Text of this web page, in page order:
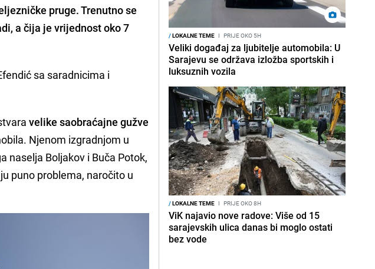
pruge. Trenutno se
a čija je vrijednost oko 7
sa saradnicima i
velike saobraćajne gužve
Njenom izgradnjom u
naselja Boljakov i Buča Potok,
puno problema, naročito u
/LOKALNE TEME I PRIJE OKO 5H
Veliki događaj za ljubitelje automobila: U
Sarajevu se održava izložba sportskih i
luksuznih vozila
/LOKALNE TEME I PRIJE OKO 8H
ViK najavio nove radove: Više od 15
sarajevskih ulica danas bi moglo ostati
bez vode